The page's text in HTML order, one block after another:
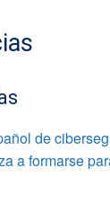
de
a formarse